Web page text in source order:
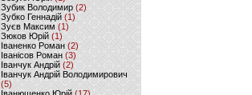
Зубик Володимир (2)
Зубко Геннадій (1)
Зуєв Максим(1)
Зюков Юрій (1)
Іваненко Роман (2)
Іванісов Роман (3)
Іванчук Андрій(2)
Іванчук Андрій Володимирович
(5)